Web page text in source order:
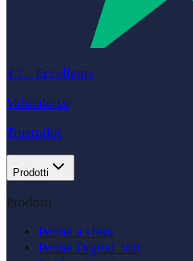
4.7 · Eccellente
Valutato su
Trustpilot
Prodotti
Prodotti
Penne a sfera
Penne Digital 360